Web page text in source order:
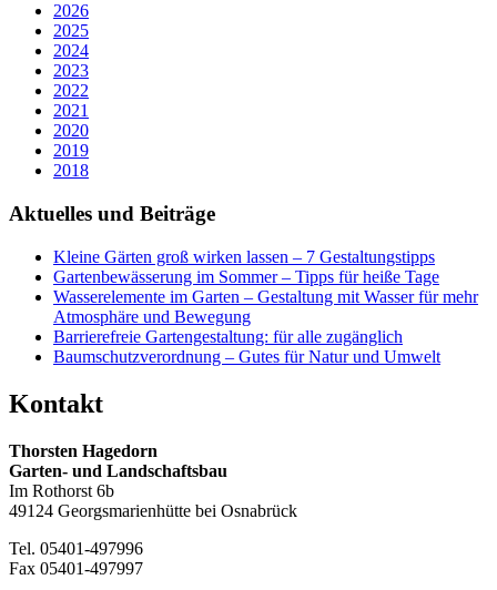
2026
2025
2024
2023
2022
2021
2020
2019
2018
Aktuelles und Beiträge
Kleine Gärten groß wirken lassen – 7 Gestaltungstipps
Gartenbewässerung im Sommer – Tipps für heiße Tage
Wasserelemente im Garten – Gestaltung mit Wasser für mehr
Atmosphäre und Bewegung
Barrierefreie Gartengestaltung: für alle zugänglich
Baumschutzverordnung – Gutes für Natur und Umwelt
Kontakt
Thorsten Hagedorn
Garten- und Landschaftsbau
Im Rothorst 6b
49124 Georgsmarienhütte bei Osnabrück
Tel. 05401-497996
Fax 05401-497997